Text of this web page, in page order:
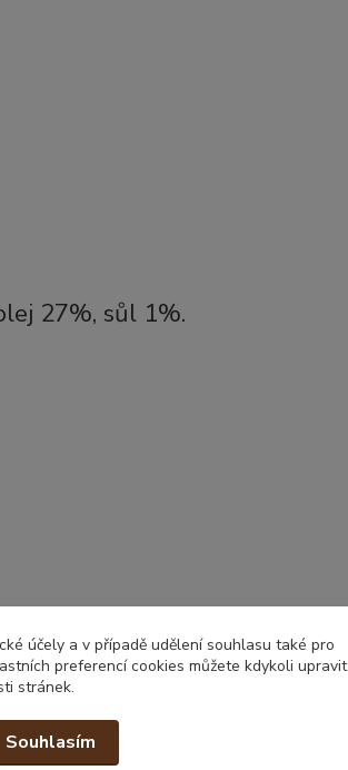
27%, sůl 1%.
účely a v případě udělení souhlasu také pro
preferencí cookies můžete kdykoli upravit
stránek.
Souhlasím